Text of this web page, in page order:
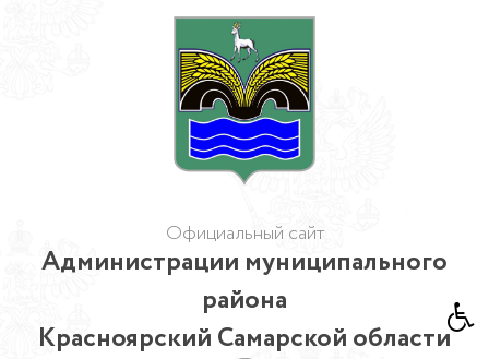
Официальный сайт
Администрации муниципального
района
Красноярский Самарской области